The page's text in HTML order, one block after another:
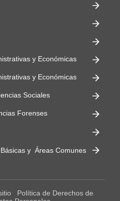
y Económicas
y Económicas
Sociales
Forenses
y Áreas Comunes
Política de Derechos de